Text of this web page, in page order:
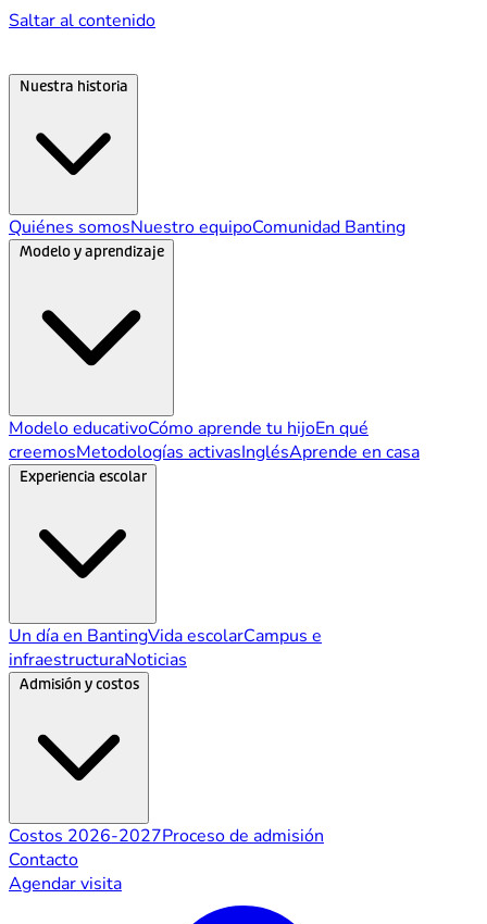
Saltar al contenido
Quiénes somosNuestro equipoComunidad Banting
Modelo y aprendizaje
Modelo educativoCómo aprende tu hijoEn qué
creemosMetodologías activasInglésAprende en casa
Experiencia escolar
Un día en BantingVida escolarCampus e
infraestructuraNoticias
Admisión y costos
Costos 2026-2027Proceso de admisión
Contacto
Agendar visita